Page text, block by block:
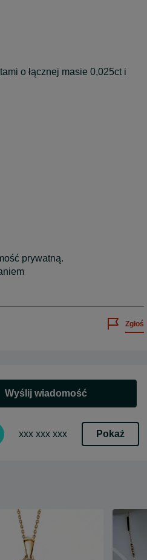
o łącznej masie 0,025ct i
prywatną.
Zgłoś
Wyślij wiadomość
xxx xxx xxx Pokaż